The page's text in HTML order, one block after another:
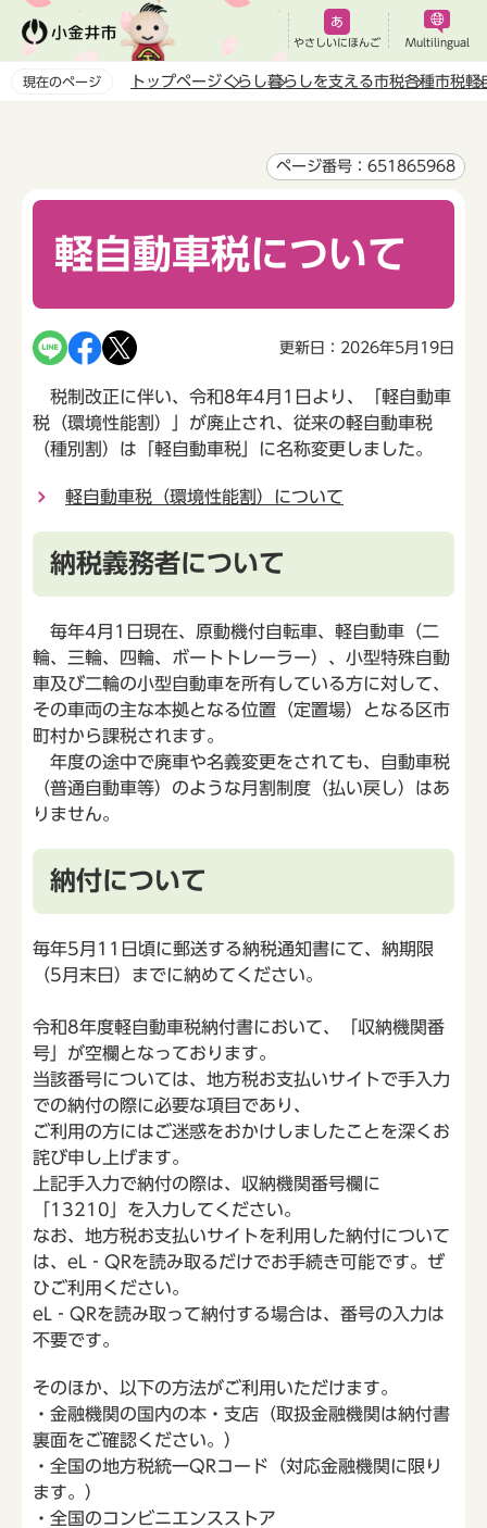
ペ
やさしいにほんご Multilingual
現在のページ トップページくらし暮らしを支える市税各種市税軽
ページ番号：651865968
軽自動車税について
更新日：2026年5月19日
税制改正に伴い、令和8年4月1日より、「軽自動車
税（環境性能割）」が廃止され、従来の軽自動車税
（種別割）は「軽自動車税」に名称変更しました。
軽自動車税（環境性能割）について
納税義務者について
毎年4月1日現在、原動機付自転車、軽自動車（二
輪、三輪、四輪、ボートトレーラー）、小型特殊自動
車及び二輪の小型自動車を所有している方に対して、
その車両の主な本拠となる位置（定置場）となる区市
町村から課税されます。
年度の途中で廃車や名義変更をされても、自動車税
（普通自動車等）のような月割制度（払い戻し）はあ
りません。
納付について
毎年5月11日頃に郵送する納税通知書にて、納期限
（5月末日）までに納めてください。
令和8年度軽自動車税納付書において、「収納機関番
号」が空欄となっております。
当該番号については、地方税お支払いサイトで手入力
での納付の際に必要な項目であり、
ご利用の方にはご迷惑をおかけしましたことを深くお
詫び申し上げます。
上記手入力で納付の際は、収納機関番号欄に
「13210」を入力してください。
なお、地方税お支払いサイトを利用した納付について
は、eL‐QRを読み取るだけでお手続き可能です。ぜ
ひご利用ください。
eL‐QRを読み取って納付する場合は、番号の入力は
不要です。
そのほか、以下の方法がご利用いただけます。
・金融機関の国内の本・支店（取扱金融機関は納付書
裏面をご確認ください。）
・全国の地方税統一QRコード（対応金融機関に限り
ます。）
・全国のコンビニエンスストア